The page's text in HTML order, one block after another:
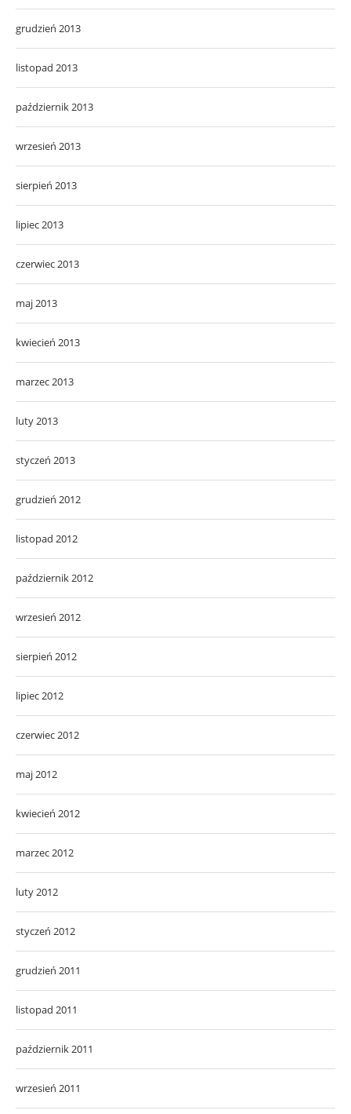
grudzień 2013
listopad 2013
październik 2013
wrzesień 2013
sierpień 2013
lipiec 2013
czerwiec 2013
maj 2013
kwiecień 2013
marzec 2013
luty 2013
styczeń 2013
grudzień 2012
listopad 2012
październik 2012
wrzesień 2012
sierpień 2012
lipiec 2012
czerwiec 2012
maj 2012
kwiecień 2012
marzec 2012
luty 2012
styczeń 2012
grudzień 2011
listopad 2011
październik 2011
wrzesień 2011